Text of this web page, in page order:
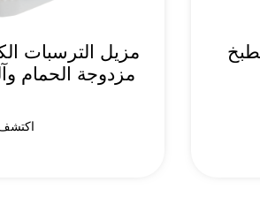
مزيل الترسبات
مزدوجة الحمام